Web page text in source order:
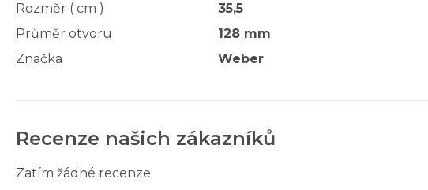
Rozměr ( cm )
35,5
Průměr otvoru
128 mm
Značka
Weber
Recenze našich zákazníků
Zatím žádné recenze